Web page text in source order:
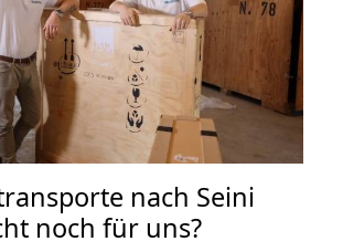
nach Seini
noch für uns?